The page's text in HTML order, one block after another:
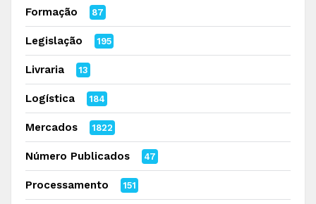
Formação 87
Legislação 195
Livraria 13
Logística 184
Mercados 1822
Número Publicados 47
Processamento 151